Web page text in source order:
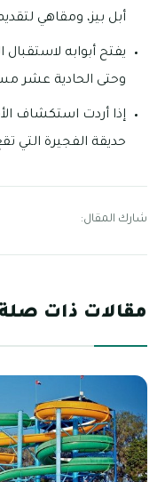
أبل بيز، ومقاهي
يفتح أبوابه
وحتى الحادية عشر
إذا أردت استكشاف
حديقة الفجيرة التي تقع
شارك المقال:
مقالات ذات صلة